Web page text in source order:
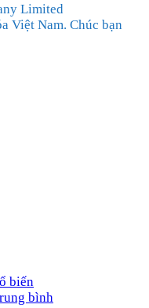
Limited
Việt Nam. Chúc bạn
biến
bình